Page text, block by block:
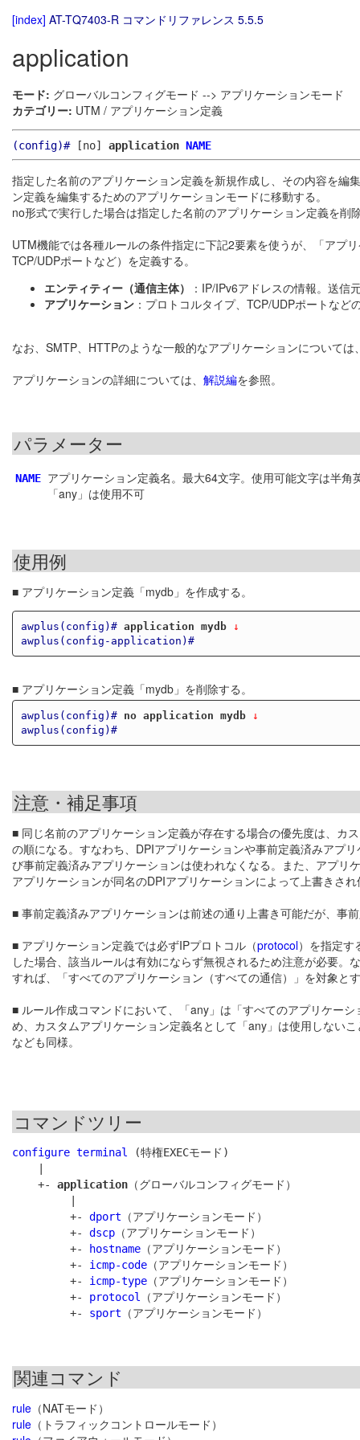
[index] AT-TQ7403-R コマンドリファレンス 5.5.5
application
モード: グローバルコンフィグモード --> アプリケーションモード
カテゴリー: UTM / アプリケーション定義
(config)#[no] application NAME
指定した名前のアプリケーション定義を新規作成し、その内容を
ン定義を編集するためのアプリケーションモードに移動する。
no形式で実行した場合は指定した名前のアプリケーション定義を
UTM機能では各種ルールの条件指定に下記2要素を使うが、「アプ
TCP/UDPポートなど）を定義する。
エンティティー（通信主体）
：IP/IPv6アドレスの情報。送信
アプリケーション ：プロトコルタイプ、TCP/UDPポートな
なお、SMTP、HTTPのような一般的なアプリケーションについて
アプリケーションの詳細については、 解説編を参照。
パラメーター
NAME アプリケーション定義名。最大64文字。使用可能文字は半
「any」は使用不可
使用例
■ アプリケーション定義「mydb」を作成する。
awplus(config)# application mydb ↓
awplus(config-application)#
■ アプリケーション定義「mydb」を削除する。
awplus(config)# no application mydb ↓
awplus(config)#
注意・補足事項
■ 同じ名前のアプリケーション定義が存在する場合の優先度は、カ
の順になる。すなわち、DPIアプリケーションや事前定義済みアプ
び事前定義済みアプリケーションは使われなくなる。また、アプ
アプリケーションが同名のDPIアプリケーションによって上書きさ
■ 事前定義済みアプリケーションは前述の通り上書き可能だが、事
■ アプリケーション定義では必ずIPプロトコル（protocol）を指定す
した場合、該当ルールは有効にならず無視されるため注意が必要
すれば、「すべてのアプリケーション（すべての通信）」を対象と
■ ルール作成コマンドにおいて、「any」は「すべてのアプリケー
め、カスタムアプリケーション定義名として「any」は使用しない
なども同様。
コマンドツリー
configure terminal
(特権EXECモード)
    +-
application （グローバルコンフィグモード）
         +-
dport （アプリケーションモード）
         +-
dscp （アプリケーションモード）
         +-
hostname （アプリケーションモード）
         +-
icmp-code （アプリケーションモード）
         +-
icmp-type （アプリケーションモード）
         +-
protocol
（アプリケーションモード）
         +-
sport
関連コマンド
rule （NATモード）
rule （トラフィックコントロールモード）